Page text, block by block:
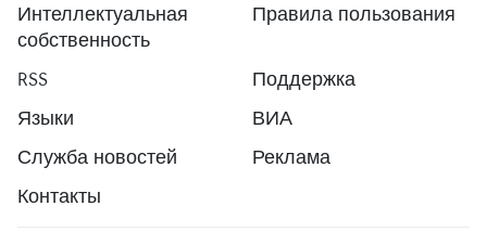
Интеллектуальная
собственность
Правила пользования
RSS
Поддержка
Языки
ВИА
Служба новостей
Реклама
Контакты